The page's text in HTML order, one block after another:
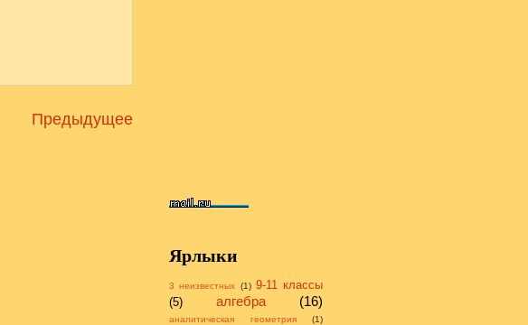
Предыдущее
Ярлыки
3 неизвестных (1) 9-11 классы
(5)
алгебра (16)
аналитическая геометрия
(1)